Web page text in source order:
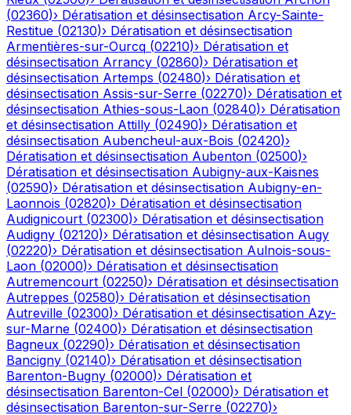
(02360)› Dératisation et désinsectisation Arcy-Sainte-
Restitue (02130)› Dératisation et désinsectisation
Armentières-sur-Ourcq (02210)› Dératisation et
désinsectisation Arrancy (02860)› Dératisation et
désinsectisation Artemps (02480)› Dératisation et
désinsectisation Assis-sur-Serre (02270)› Dératisation et
désinsectisation Athies-sous-Laon (02840)› Dératisation
et désinsectisation Attilly (02490)› Dératisation et
désinsectisation Aubencheul-aux-Bois (02420)›
Dératisation et désinsectisation Aubenton (02500)›
Dératisation et désinsectisation Aubigny-aux-Kaisnes
(02590)› Dératisation et désinsectisation Aubigny-en-
Laonnois (02820)› Dératisation et désinsectisation
Audignicourt (02300)› Dératisation et désinsectisation
Audigny (02120)› Dératisation et désinsectisation Augy
(02220)› Dératisation et désinsectisation Aulnois-sous-
Laon (02000)› Dératisation et désinsectisation
Autremencourt (02250)› Dératisation et désinsectisation
Autreppes (02580)› Dératisation et désinsectisation
Autreville (02300)› Dératisation et désinsectisation Azy-
sur-Marne (02400)› Dératisation et désinsectisation
Bagneux (02290)› Dératisation et désinsectisation
Bancigny (02140)› Dératisation et désinsectisation
Barenton-Bugny (02000)› Dératisation et
désinsectisation Barenton-Cel (02000)› Dératisation et
désinsectisation Barenton-sur-Serre (02270)›